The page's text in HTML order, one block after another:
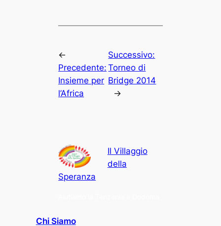
←
Precedente:
Insieme per
l’Africa
Successivo:
Torneo di
Bridge 2014
→
Il Villaggio
della
Speranza
Chi Siamo